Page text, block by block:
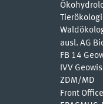
ausl. AG
FB 14
IVV
ZDM/MD
Front